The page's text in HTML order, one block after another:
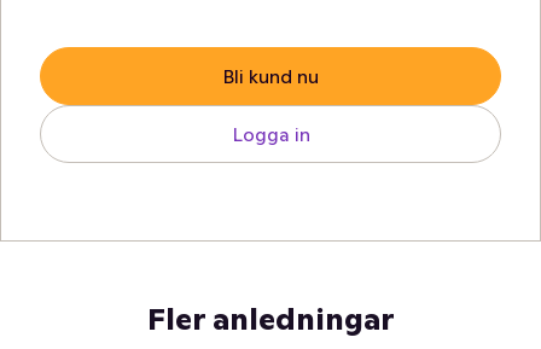
Bli kund nu
Logga in
Fler anledningar